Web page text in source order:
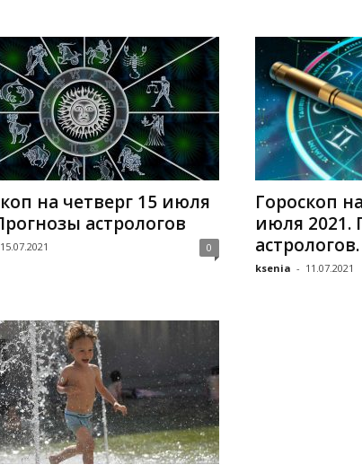
на четверг 15 июля
астрологов
15.07.2021 0
Гороскоп
июля 2021.
астрологов.
ksenia - 11.07.2021